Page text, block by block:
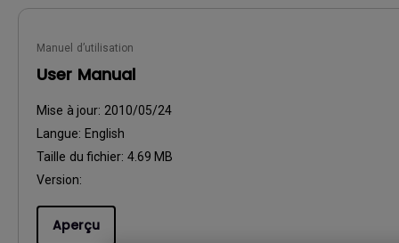
Manuel d’utilisation
User Manual
Mise à jour: 2010/05/24
Langue: English
Taille du fichier: 4.69 MB
Version:
Aperçu